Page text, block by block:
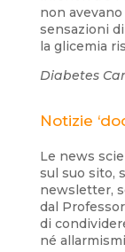
non
sensazioni
la glicemia
Diabetes
Notizie
Le news
sul suo sito,
newsletter,
dal
di
né